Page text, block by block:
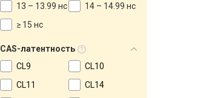
13 – 13.99 нс
14 – 14.99 нс
≥ 15 нс
CAS-латентность
CL9
CL10
CL11
CL14